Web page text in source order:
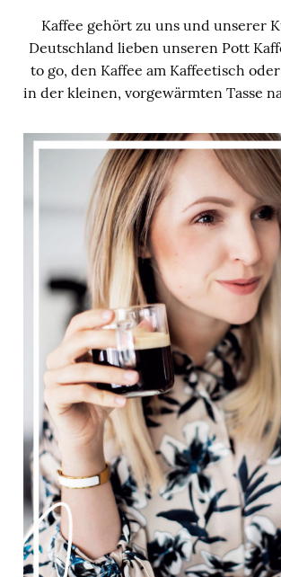
Kaffee gehört zu uns und unserer
Deutschland lieben unseren Pott
to go, den Kaffee am Kaffeetisch
in der kleinen, vorgewärmten Tasse